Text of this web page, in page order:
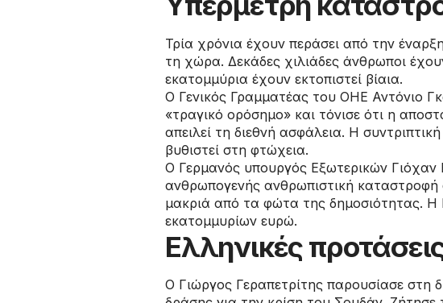
Τρία χρόνια έχουν περάσει από την
τη χώρα. Δεκάδες χιλιάδες άνθρωποι
εκατομμύρια έχουν εκτοπιστεί βίαια.
Ο Γενικός Γραμματέας του ΟΗΕ Αντόνιο
«τραγικό ορόσημο» και τόνισε ότι η
απειλεί τη διεθνή ασφάλεια. Η
βυθιστεί στη φτώχεια.
Ο Γερμανός υπουργός Εξωτερικών
ανθρωπογενής ανθρωπιστική καταστροφή
μακριά από τα φώτα της δημοσιότητας. Η
εκατομμυρίων ευρώ.
Ελληνικές
Ο Γιώργος Γεραπετρίτης παρουσίασε στη